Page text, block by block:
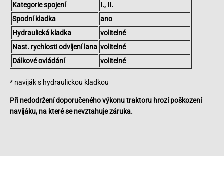
Kategorie spojení
I., II.
Spodní kladka
ano
Hydraulická kladka
volitelné
Nast. rychlosti odvíjení lana volitelné
Dálkové ovládání
volitelné
* naviják s hydraulickou kladkou
Při nedodržení doporučeného výkonu traktoru hrozí poškození
navijáku, na které se nevztahuje záruka.